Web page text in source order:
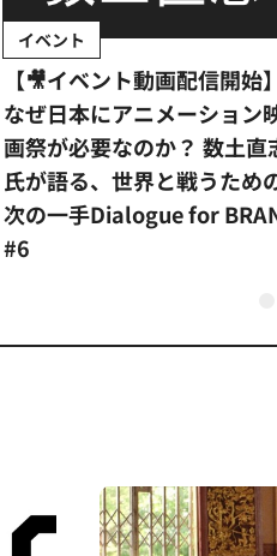
イベント
【🎥イベント動画配信開始】
なぜ日本にアニメーション
画祭が必要なのか？ 数土直
氏が語る、世界と戦うため
次の一手Dialogue for
#6